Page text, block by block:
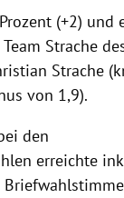
(+2) und
Strache
Strache
von 1,9).
den
erreichte